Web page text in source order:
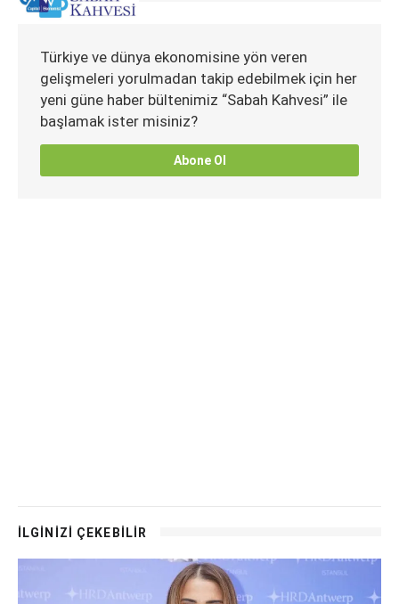
Türkiye ve dünya ekonomisine yön veren
gelişmeleri yorulmadan takip edebilmek için her
yeni güne haber bültenimiz “Sabah Kahvesi” ile
başlamak ister misiniz?
Abone Ol
İLGİNİZİ ÇEKEBİLİR